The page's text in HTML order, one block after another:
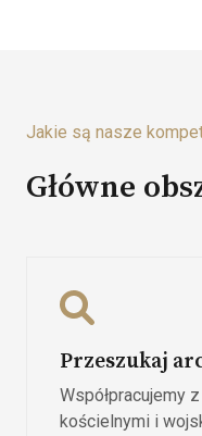
Jakie są nasze
Główne
Przeszukaj
Współpracujemy
kościelnymi i